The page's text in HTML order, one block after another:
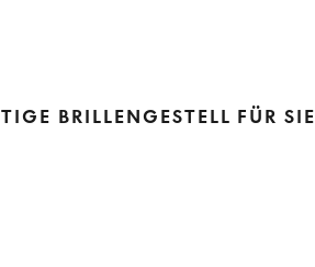
BRILLENGESTELL FÜR SIE